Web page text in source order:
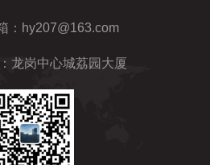
： hy207@163.com
龙岗中心城荔园大厦